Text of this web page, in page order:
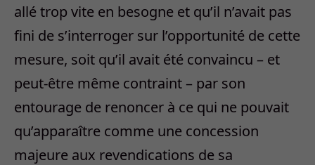
allé trop vite en besogne et qu’il n’avait pas
fini de s’interroger sur l’opportunité de cette
mesure, soit qu’il avait été convaincu – et
peut-être même contraint – par son
entourage de renoncer à ce qui ne pouvait
qu’apparaître comme une concession
majeure aux revendications de sa